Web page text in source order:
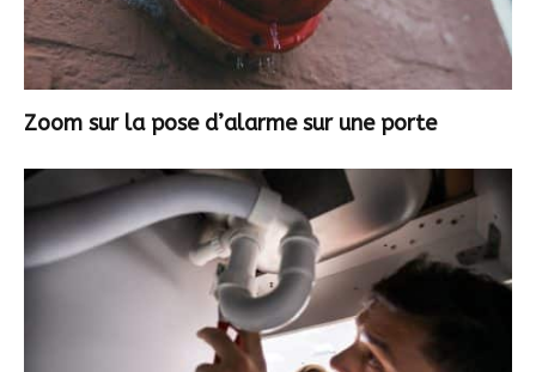
Zoom sur la pose d’alarme sur une porte